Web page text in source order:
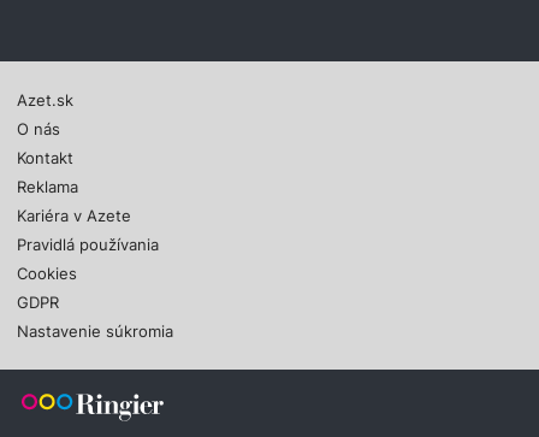
Azet.sk
O nás
Kontakt
Reklama
Kariéra v Azete
Pravidlá používania
Cookies
GDPR
Nastavenie súkromia